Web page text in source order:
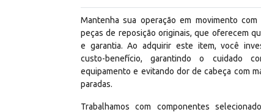
Mantenha sua operação em movimento com
peças de reposição originais, que oferecem
e garantia. Ao adquirir este item, você
custo-benefício, garantindo o cuidado
equipamento e evitando dor de cabeça com
paradas.
Trabalhamos com componentes